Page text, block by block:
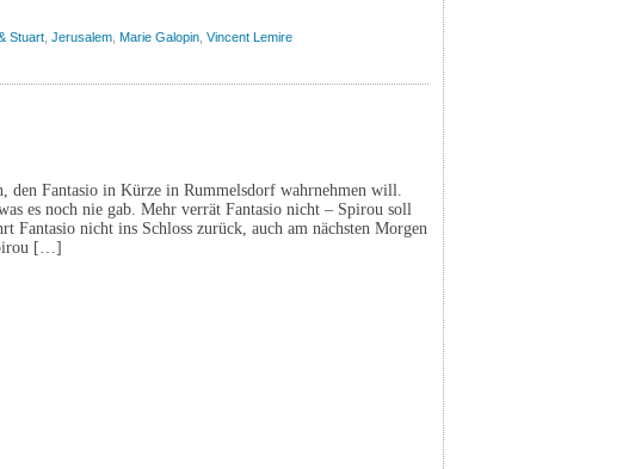
Stuart Jerusalem Marie Galopin Vincent Lemire
den Fantasio in Kürze in Rummelsdorf wahrnehmen will.
es noch nie gab. Mehr verrät Fantasio nicht – Spirou soll
Fantasio nicht ins Schloss zurück, auch am nächsten Morgen
[…]